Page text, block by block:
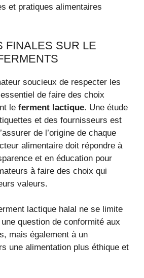
et pratiques alimentaires
FINALES SUR LE
soucieux de respecter les
de faire des choix
le ferment lactique. Une étude
et des fournisseurs est
de l’origine de chaque
alimentaire doit répondre à
et en éducation pour
à faire des choix qui
valeurs.
lactique halal ne se limite
question de conformité aux
mais également à un
une alimentation plus éthique et